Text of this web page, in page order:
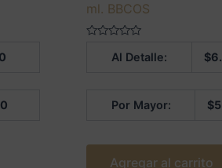
ml. BBCOS
Al Detalle: $
Por Mayor: $
Agregar al carrito